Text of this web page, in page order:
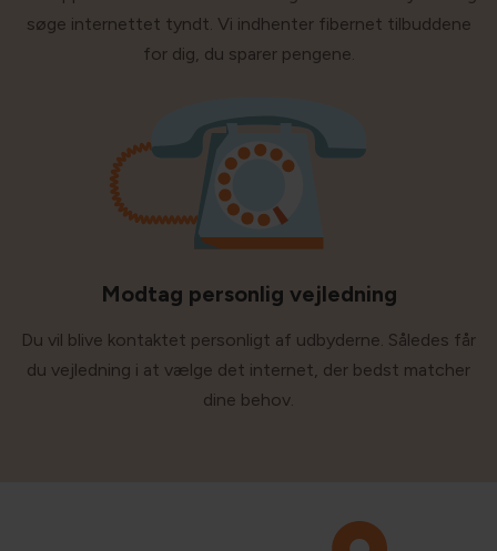
Du slipper for at kontakte forskellige fibernetudbydere og
søge internettet tyndt. Vi indhenter fibernet tilbuddene
Modtag personlig vejledning
Du vil blive kontaktet personligt af udbyderne. Således får
du vejledning i at vælge det internet, der bedst matcher